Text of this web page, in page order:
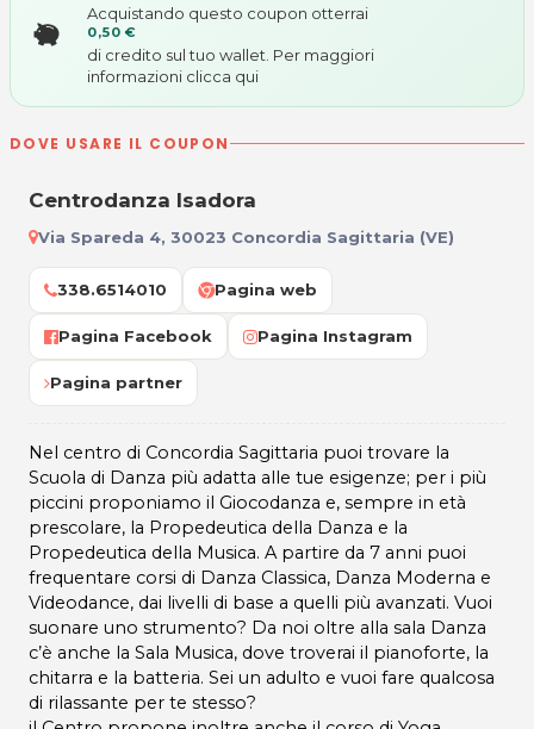
Acquistando questo coupon otterrai
0,50 €
di credito sul tuo wallet. Per maggiori
informazioni clicca qui
DOVE USARE IL COUPON
Centrodanza Isadora
Via Spareda 4, 30023 Concordia Sagittaria (VE)
338.6514010 Pagina web
Pagina Facebook Pagina Instagram
Pagina partner
Nel centro di Concordia Sagittaria puoi trovare la
Scuola di Danza più adatta alle tue esigenze; per i più
piccini proponiamo il Giocodanza e, sempre in età
prescolare, la Propedeutica della Danza e la
Propedeutica della Musica. A partire da 7 anni puoi
frequentare corsi di Danza Classica, Danza Moderna e
Videodance, dai livelli di base a quelli più avanzati. Vuoi
suonare uno strumento? Da noi oltre alla sala Danza
c’è anche la Sala Musica, dove troverai il pianoforte, la
chitarra e la batteria. Sei un adulto e vuoi fare qualcosa
di rilassante per te stesso?